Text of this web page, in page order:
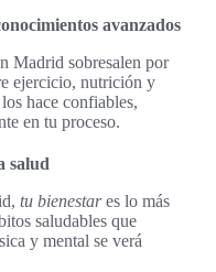
avanzados
Madrid sobresalen por
ejercicio, nutrición y
hace confiables,
en tu proceso.
salud
tu bienestares lo más
saludables que
y mental se verá